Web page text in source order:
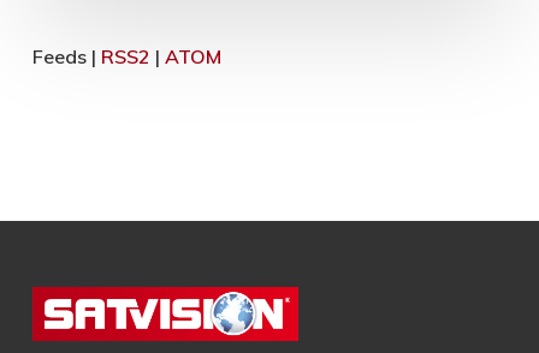
Feeds | RSS2 | ATOM